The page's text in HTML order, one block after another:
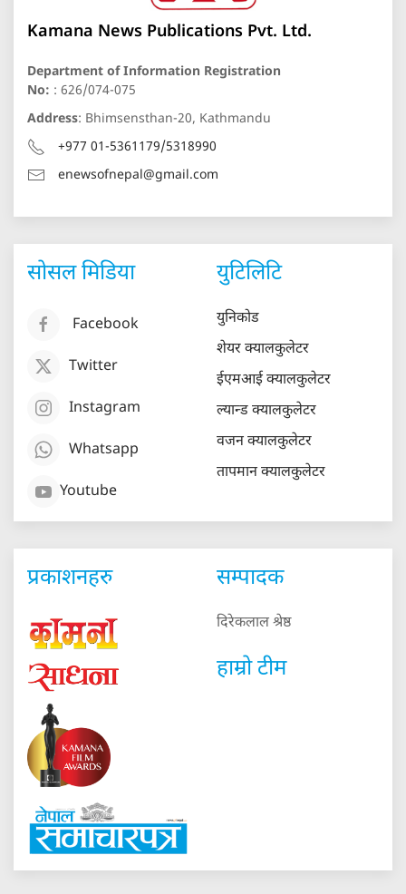
Kamana News Publications Pvt. Ltd.
Department of Information Registration
No: : 626/074-075
Address: Bhimsensthan-20, Kathmandu
+977 01-5361179/5318990
enewsofnepal@gmail.com
सोसल मिडिया
Facebook
Twitter
Instagram
Whatsapp
Youtube
युटिलिटि
युनिकोड
शेयर क्यालकुलेटर
ईएमआई क्यालकुलेटर
ल्यान्ड क्यालकुलेटर
वजन क्यालकुलेटर
तापमान क्यालकुलेटर
प्रकाशनहरु सम्पादक
दिरेकलाल श्रेष्ठ
हाम्रो टीम